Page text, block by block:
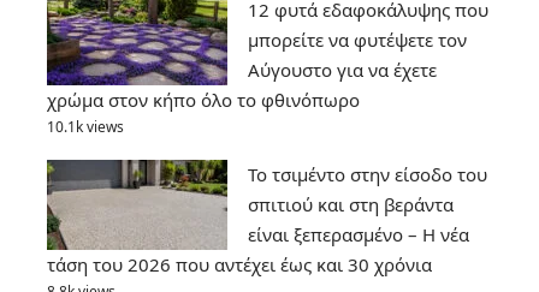
12 φυτά εδαφοκάλυψης που
μπορείτε να φυτέψετε τον
Αύγουστο για να έχετε
χρώμα στον κήπο όλο το φθινόπωρο
10.1k views
Το τσιμέντο στην είσοδο του
σπιτιού και στη βεράντα
είναι ξεπερασμένο – Η νέα
τάση του 2026 που αντέχει έως και 30 χρόνια